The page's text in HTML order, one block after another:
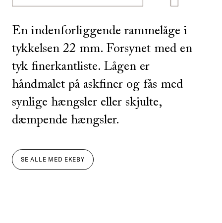
En indenforliggende rammelåge i
tykkelsen 22 mm. Forsynet med en
tyk finerkantliste. Lågen er
håndmalet på askfiner og fås med
synlige hængsler eller skjulte,
dæmpende hængsler.
SE ALLE MED EKEBY